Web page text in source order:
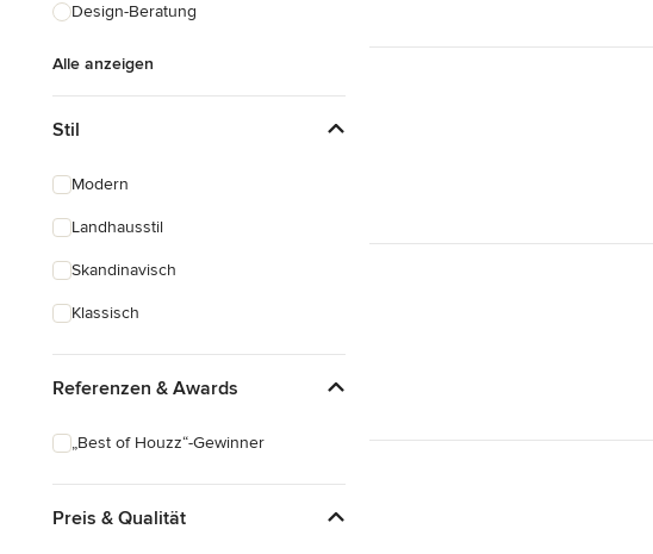
Design-Beratung
Alle anzeigen
Stil
Modern
Landhausstil
Skandinavisch
Klassisch
Referenzen & Awards
„Best of Houzz“-Gewinner
Preis & Qualität